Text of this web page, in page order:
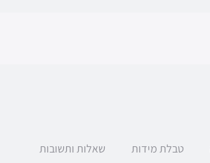
טבלת מידות
שאלות ותשובות